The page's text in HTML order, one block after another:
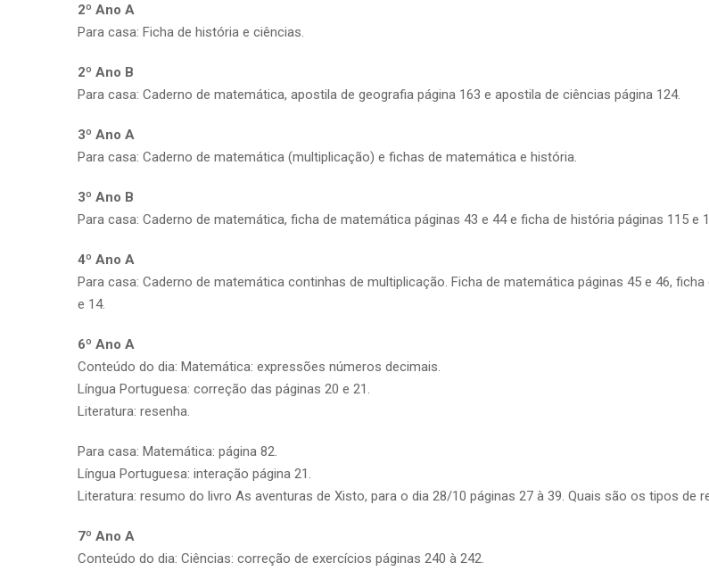
2º Ano A
Para casa: Ficha de história e ciências.
2º Ano B
Para casa: Caderno de matemática, apostila de geografia página 163 e apostila de ciências página 124.
3º Ano A
Para casa: Caderno de matemática (multiplicação) e fichas de matemática e história.
3º Ano B
Para casa: Caderno de matemática, ficha de matemática páginas 43 e 44 e ficha de história páginas 115 e
4º Ano A
Para casa: Caderno de matemática continhas de multiplicação. Ficha de matemática páginas 45 e 46,
e 14.
6º Ano A
Conteúdo do dia: Matemática: expressões números decimais.
Língua Portuguesa: correção das páginas 20 e 21.
Literatura: resenha.
Para casa: Matemática: página 82.
Língua Portuguesa: interação página 21.
Literatura: resumo do livro As aventuras de Xisto, para o dia 28/10 páginas 27 à 39. Quais são os tipos de
7º Ano A
Conteúdo do dia: Ciências: correção de exercícios páginas 240 à 242.